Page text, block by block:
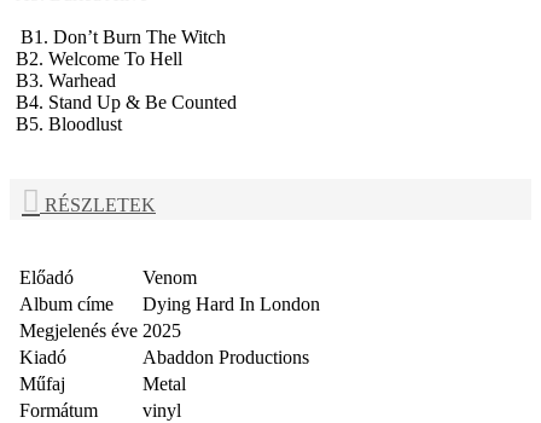
B1. Don’t Burn The Witch
B2. Welcome To Hell
B3. Warhead
B4. Stand Up & Be Counted
B5. Bloodlust
RÉSZLETEK
Előadó
Venom
Album címe
Dying Hard In London
Megjelenés éve 2025
Kiadó
Abaddon Productions
Műfaj
Metal
Formátum
vinyl